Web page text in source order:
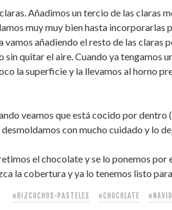
Añadimos un tercio de las claras
muy muy bien hasta incorporarlas
vamos añadiendo el resto de las claras
quitar el aire. Cuando ya tengamos
la superficie y la llevamos al horno
veamos que está cocido por dentro
con mucho cuidado y lo
el chocolate y se lo ponemos
la cobertura y ya lo tenemos listo
#BIZCOCHOS-PASTELES #CHOCOLATE